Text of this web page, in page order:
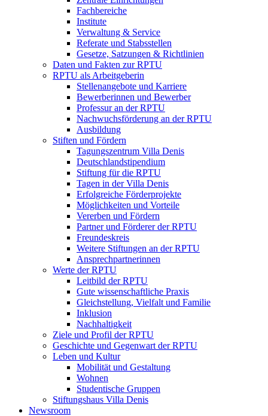
Fachbereiche
Institute
Verwaltung & Service
Referate und Stabsstellen
Gesetze, Satzungen & Richtlinien
Daten und Fakten zur RPTU
RPTU als Arbeitgeberin
Stellenangebote und Karriere
Bewerberinnen und Bewerber
Professur an der RPTU
Nachwuchsförderung an der RPTU
Ausbildung
Stiften und Fördern
Tagungszentrum Villa Denis
Deutschlandstipendium
Stiftung für die RPTU
Tagen in der Villa Denis
Erfolgreiche Förderprojekte
Möglichkeiten und Vorteile
Vererben und Fördern
Partner und Förderer der RPTU
Freundeskreis
Weitere Stiftungen an der RPTU
Ansprechpartnerinnen
Werte der RPTU
Leitbild der RPTU
Gute wissenschaftliche Praxis
Gleichstellung, Vielfalt und Familie
Inklusion
Nachhaltigkeit
Ziele und Profil der RPTU
Geschichte und Gegenwart der RPTU
Leben und Kultur
Mobilität und Gestaltung
Wohnen
Studentische Gruppen
Stiftungshaus Villa Denis
Newsroom